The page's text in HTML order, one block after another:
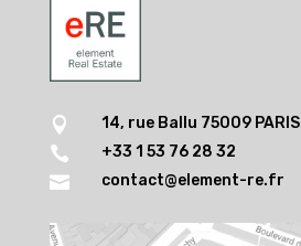
 14, rue Ballu 75009 PARIS
 +33 1 53 76 28 32
 contact@element-re.fr